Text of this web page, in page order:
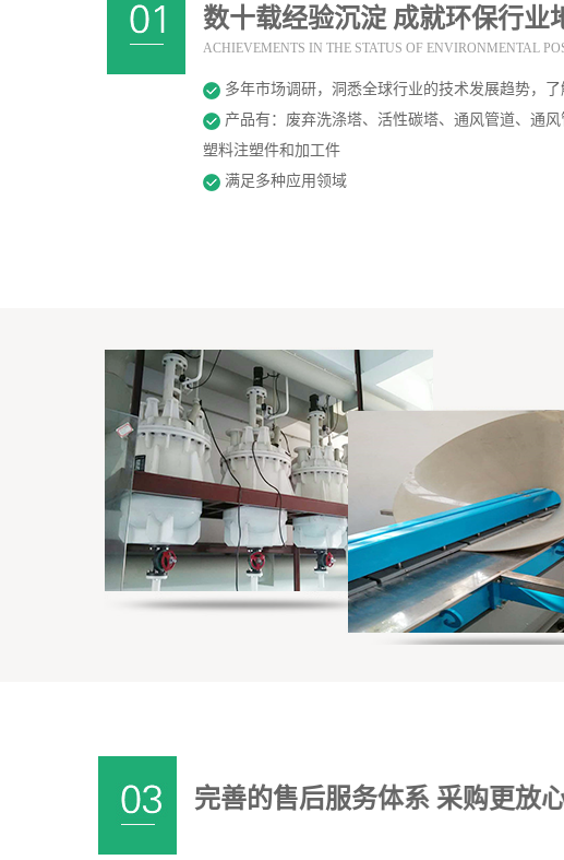
数十载经验沉淀 成就环保行业
ACHIEVEMENTS IN THE STATUS OF ENVIRONMENTAL
多年市场调研，洞悉全球行业的技术发展趋势，
产品有：废弃洗涤塔、活性碳塔、通风管道、通
塑料注塑件和加工件
满足多种应用领域
完善的售后服务体系 采购更放